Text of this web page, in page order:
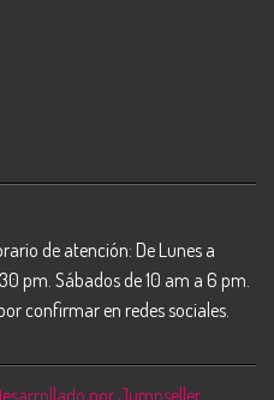
de atención: De Lunes a
pm. Sábados de 10 am a 6 pm.
confirmar en redes sociales.